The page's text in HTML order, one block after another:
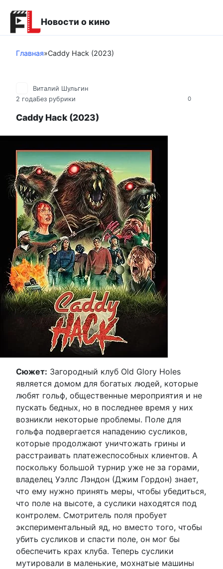
контенту
Новости о кино
Главная»Caddy Hack (2023)
0
Виталий Шульгин
2 годаБез рубрики
Caddy Hack (2023)
Сюжет: Загородный клуб Old Glory Holes
является домом для богатых людей, которые
любят гольф, общественные мероприятия и не
пускать бедных, но в последнее время у них
возникли некоторые проблемы. Поле для
гольфа подвергается нападению сусликов,
которые продолжают уничтожать грины и
расстраивать платежеспособных клиентов. А
поскольку большой турнир уже не за горами,
владелец Уэллс Лэндон (Джим Гордон) знает,
что ему нужно принять меры, чтобы убедиться,
что поле на высоте, а суслики находятся под
контролем. Смотритель поля пробует
экспериментальный яд, но вместо того, чтобы
убить сусликов и спасти поле, он мог бы
обеспечить крах клуба. Теперь суслики
мутировали в маленькие, мохнатые машины